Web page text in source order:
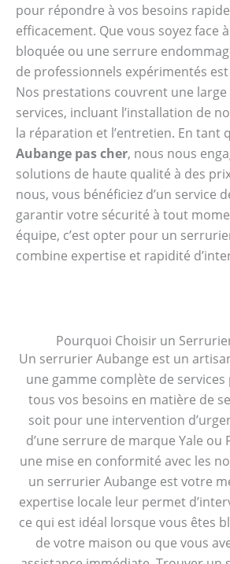
pour répondre à vos besoins
efficacement. Que vous soyez face
bloquée ou une serrure
de professionnels expérimentés
Nos prestations couvrent une large
services, incluant l’installation de
la réparation et l’entretien. En tant
Aubange pas cher, nous nous
solutions de haute qualité à des
nous, vous bénéficiez d’un service
garantir votre sécurité à tout
équipe, c’est opter pour un
combine expertise et rapidité
Pourquoi Choisir un
Un serrurier Aubange est un
une gamme complète de
tous vos besoins en matière de
soit pour une intervention
d’une serrure de marque Yale ou
une mise en conformité avec les
un serrurier Aubange est votre
expertise locale leur permet
ce qui est idéal lorsque vous êtes
de votre maison ou que vous